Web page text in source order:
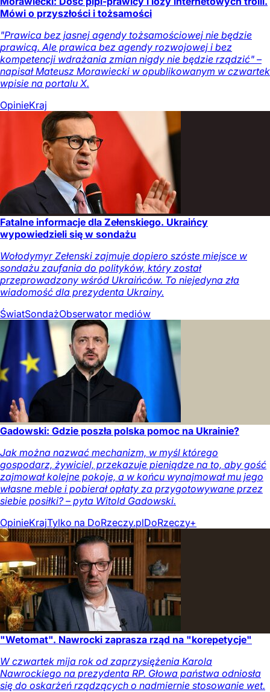
Mówi o przyszłości i tożsamości
"Prawica bez jasnej agendy tożsamościowej nie będzie
prawicą. Ale prawica bez agendy rozwojowej i bez
kompetencji wdrażania zmian nigdy nie będzie rządzić" –
napisał Mateusz Morawiecki w opublikowanym w czwartek
wpisie na portalu X.
OpinieKraj
Fatalne informacje dla Zełenskiego. Ukraińcy
wypowiedzieli się w sondażu
Wołodymyr Zełenski zajmuje dopiero szóste miejsce w
sondażu zaufania do polityków, który został
przeprowadzony wśród Ukraińców. To niejedyna zła
wiadomość dla prezydenta Ukrainy.
ŚwiatSondażObserwator mediów
Gadowski: Gdzie poszła polska pomoc na Ukrainie?
Jak można nazwać mechanizm, w myśl którego
gospodarz, żywiciel, przekazuje pieniądze na to, aby gość
zajmował kolejne pokoje, a w końcu wynajmował mu jego
własne meble i pobierał opłaty za przygotowywane przez
siebie posiłki? – pyta Witold Gadowski.
OpinieKrajTylko na DoRzeczy.plDoRzeczy+
"Wetomat". Nawrocki zaprasza rząd na "korepetycje"
W czwartek mija rok od zaprzysiężenia Karola
Nawrockiego na prezydenta RP. Głowa państwa odniosła
się do oskarżeń rządzących o nadmiernie stosowanie wet.